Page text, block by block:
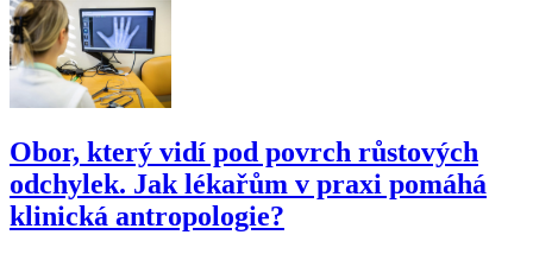
Obor, který vidí pod povrch růstových
odchylek. Jak lékařům v praxi pomáhá
klinická antropologie?